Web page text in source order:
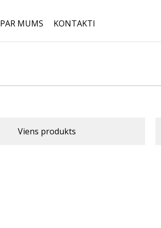
PAR MUMS KONTAKTI
Viens produkts